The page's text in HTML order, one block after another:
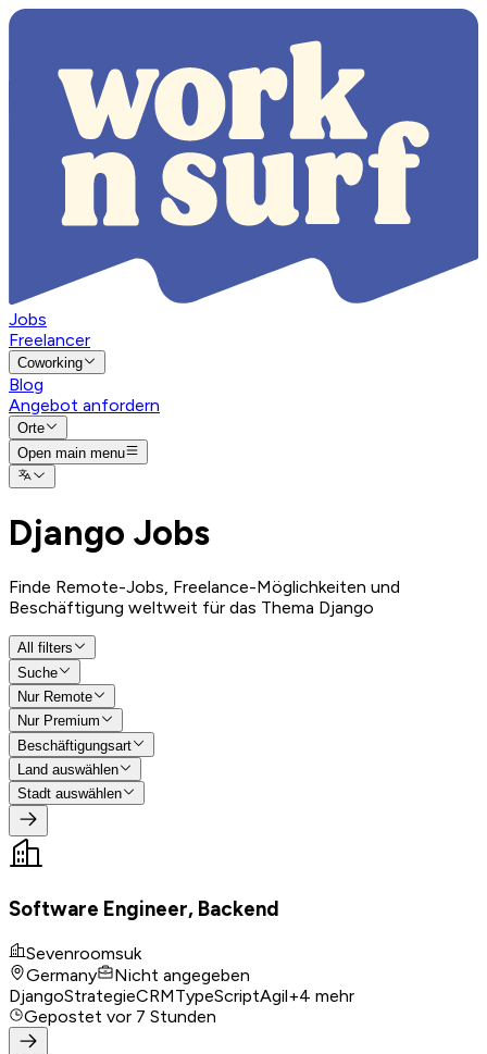
Jobs
Freelancer
Coworking
Blog
Angebot anfordern
Orte
Open main menu
Django Jobs
Finde Remote-Jobs, Freelance-Möglichkeiten und
Beschäftigung weltweit für das Thema Django
All filters
Suche
Nur Remote
Nur Premium
Beschäftigungsart
Land auswählen
Stadt auswählen
Software Engineer, Backend
Sevenroomsuk
Germany
Nicht angegeben
DjangoStrategieCRMTypeScriptAgil+4 mehr
Gepostet vor 7 Stunden